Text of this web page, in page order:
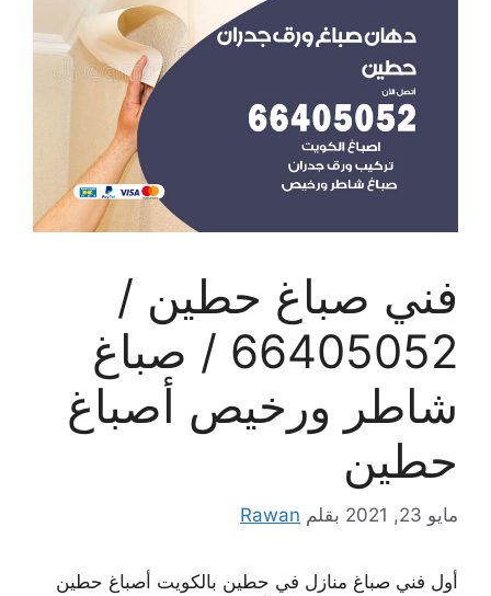
فني صباغ حطين /
66405052 / صباغ
شاطر ورخيص أصباغ
حطين
مايو 23, 2021 بقلم Rawan
أول فني صباغ منازل في حطين بالكويت أصباغ حطين